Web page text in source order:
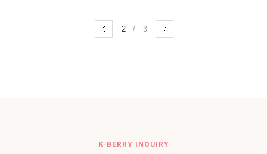
2 / 3
K-BERRY INQUIRY